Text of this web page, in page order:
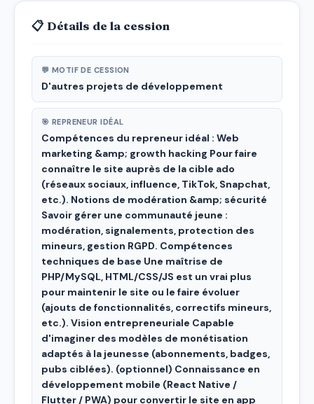
📋 Détails de la cession
💬 MOTIF DE CESSION
D'autres projets de développement
🎯 REPRENEUR IDÉAL
Compétences du repreneur idéal : Web
marketing &amp; growth hacking Pour faire
connaître le site auprès de la cible ado
(réseaux sociaux, influence, TikTok, Snapchat,
etc.). Notions de modération &amp; sécurité
Savoir gérer une communauté jeune :
modération, signalements, protection des
mineurs, gestion RGPD. Compétences
techniques de base Une maîtrise de
PHP/MySQL, HTML/CSS/JS est un vrai plus
pour maintenir le site ou le faire évoluer
(ajouts de fonctionnalités, correctifs mineurs,
etc.). Vision entrepreneuriale Capable
d'imaginer des modèles de monétisation
adaptés à la jeunesse (abonnements, badges,
pubs ciblées). (optionnel) Connaissance en
développement mobile (React Native /
Flutter / PWA) pour convertir le site en app